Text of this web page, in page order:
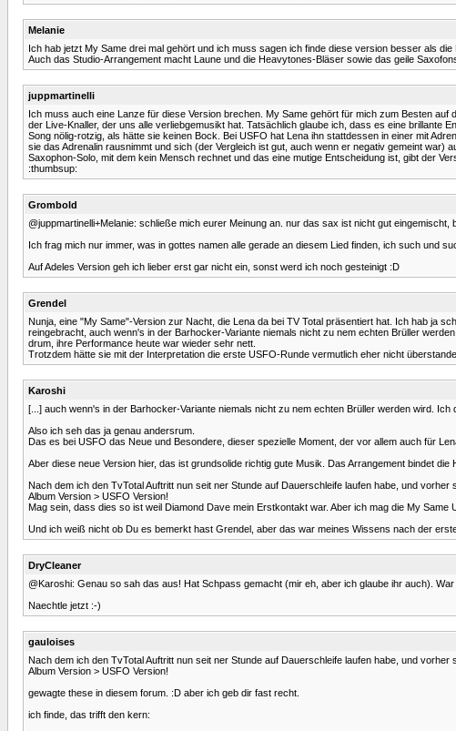
Melanie
Ich hab jetzt My Same drei mal gehört und ich muss sagen ich finde diese version besser als
Auch das Studio-Arrangement macht Laune und die Heavytones-Bläser sowie das geile
juppmartinelli
Ich muss auch eine Lanze für diese Version brechen. My Same gehört für mich zum Besten
der Live-Knaller, der uns alle verliebgemusikt hat. Tatsächlich glaube ich, dass es eine brillante
Song nölig-rotzig, als hätte sie keinen Bock. Bei USFO hat Lena ihn stattdessen in einer mit
sie das Adrenalin rausnimmt und sich (der Vergleich ist gut, auch wenn er negativ gemeint
Saxophon-Solo, mit dem kein Mensch rechnet und das eine mutige Entscheidung ist, gibt der
:thumbsup:
Grombold
@juppmartinelli+Melanie: schließe mich eurer Meinung an. nur das sax ist nicht gut
Ich frag mich nur immer, was in gottes namen alle gerade an diesem Lied finden, ich such und
Auf Adeles Version geh ich lieber erst gar nicht ein, sonst werd ich noch gesteinigt :D
Grendel
Nunja, eine "My Same"-Version zur Nacht, die Lena da bei TV Total präsentiert hat. Ich hab ja
reingebracht, auch wenn's in der Barhocker-Variante niemals nicht zu nem echten Brüller
drum, ihre Performance heute war wieder sehr nett.
Trotzdem hätte sie mit der Interpretation die erste USFO-Runde vermutlich eher nicht
Karoshi
[...] auch wenn's in der Barhocker-Variante niemals nicht zu nem echten Brüller werden wird.
Also ich seh das ja genau andersrum.
Das es bei USFO das Neue und Besondere, dieser spezielle Moment, der vor allem auch für
Aber diese neue Version hier, das ist grundsolide richtig gute Musik. Das Arrangement bindet
Nach dem ich den TvTotal Auftritt nun seit ner Stunde auf Dauerschleife laufen habe, und
Album Version > USFO Version!
Mag sein, dass dies so ist weil Diamond Dave mein Erstkontakt war. Aber ich mag die My
Und ich weiß nicht ob Du es bemerkt hast Grendel, aber das war meines Wissens nach der
DryCleaner
@Karoshi: Genau so sah das aus! Hat Schpass gemacht (mir eh, aber ich glaube ihr auch).
Naechtle jetzt :-)
gauloises
Nach dem ich den TvTotal Auftritt nun seit ner Stunde auf Dauerschleife laufen habe, und
Album Version > USFO Version!
gewagte these in diesem forum. :D aber ich geb dir fast recht.
ich finde, das trifft den kern: